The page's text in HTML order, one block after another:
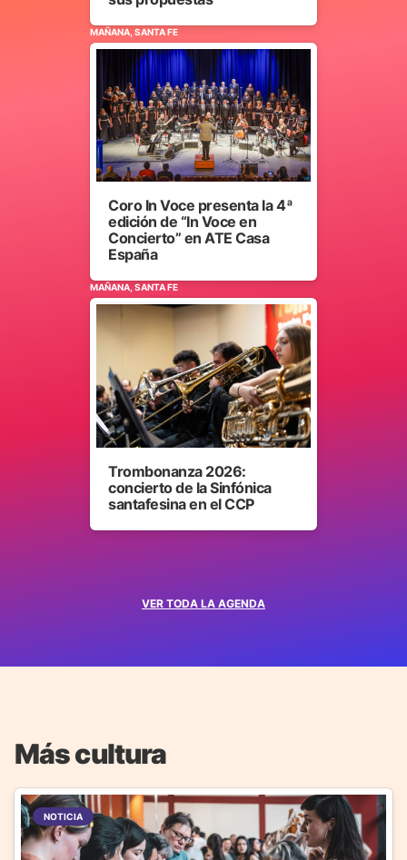
VER TODA LA AGENDA
MAÑANA, SANTA FE
Coro In Voce presenta la 4ª
edición de “In Voce en
Concierto” en ATE Casa
España
MAÑANA, SANTA FE
Trombonanza 2026:
concierto de la Sinfónica
santafesina en el CCP
Más cultura
NOTICIA